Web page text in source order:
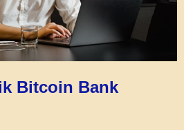
Bitcoin Bank